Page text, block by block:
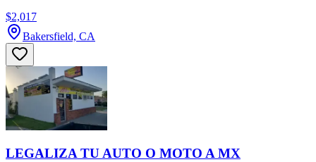
$2,017
Bakersfield, CA
LEGALIZA TU AUTO O MOTO A MX